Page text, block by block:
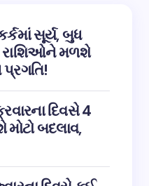
સૂર્ય, બુધ
મળશે
દિવસે 4
બદલાવ,